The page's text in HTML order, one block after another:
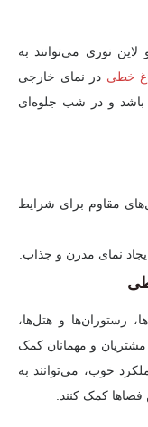
نوری می‌توانند به
خطی در نمای خارجی
باشد و در شب جلوه‌ای
مقاوم برای شرایط
ایجاد نمای مدرن و جذاب.
رستوران‌ها و هتل‌ها،
و مهمانان کمک
خوب، می‌توانند به
فضاها کمک کنند.